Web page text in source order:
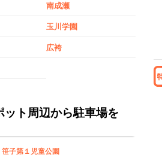
南成瀬
玉川学園
広袴
ト周辺から駐車場を
笹子第１児童公園